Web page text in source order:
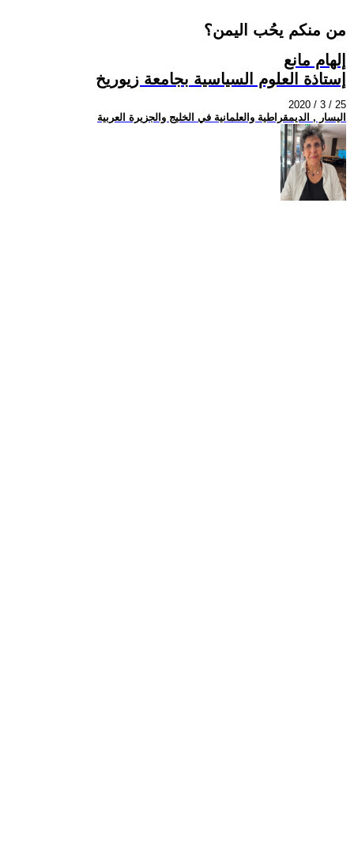
من منكم يحُب اليمن؟
إلهام مانع
إستاذة العلوم السياسية بجامعة زيوريخ
2020 / 3 / 25
اليسار , الديمقراطية والعلمانية في الخليج والجزيرة العربية